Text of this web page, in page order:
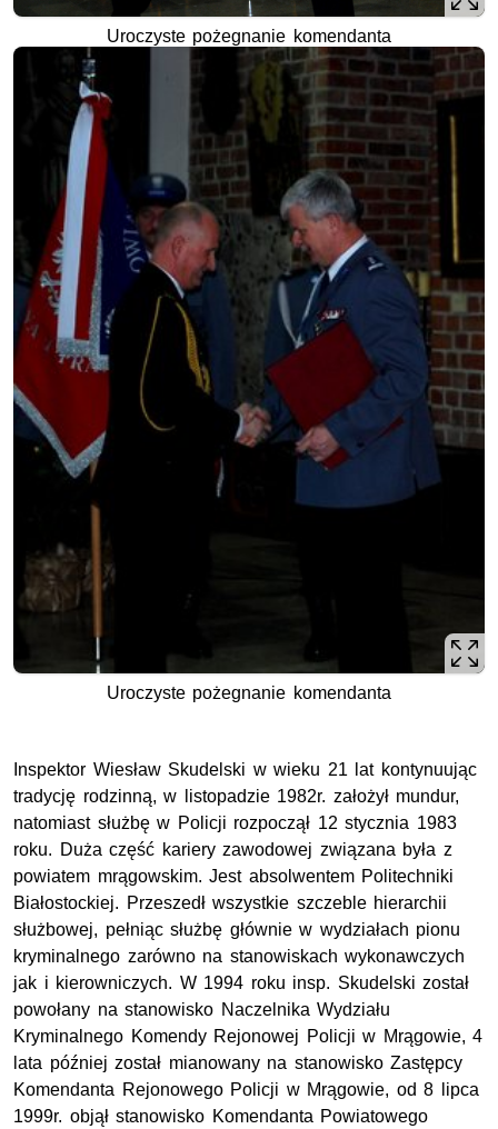
Uroczyste pożegnanie komendanta
Uroczyste pożegnanie komendanta
Inspektor Wiesław Skudelski w wieku 21 lat kontynuując
tradycję rodzinną, w listopadzie 1982r. założył mundur,
natomiast służbę w Policji rozpoczął 12 stycznia 1983
roku. Duża część kariery zawodowej związana była z
powiatem mrągowskim. Jest absolwentem Politechniki
Białostockiej. Przeszedł wszystkie szczeble hierarchii
służbowej, pełniąc służbę głównie w wydziałach pionu
kryminalnego zarówno na stanowiskach wykonawczych
jak i kierowniczych. W 1994 roku insp. Skudelski został
powołany na stanowisko Naczelnika Wydziału
Kryminalnego Komendy Rejonowej Policji w Mrągowie, 4
lata później został mianowany na stanowisko Zastępcy
Komendanta Rejonowego Policji w Mrągowie, od 8 lipca
1999r. objął stanowisko Komendanta Powiatowego